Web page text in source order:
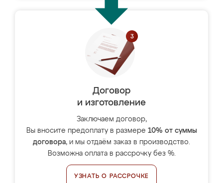
Договор
и изготовление
Заключаем договор,
Вы вносите предоплату в размере 10% от суммы
договора, и мы отдаём заказ в производство.
Возможна оплата в рассрочку без %.
УЗНАТЬ О РАССРОЧКЕ